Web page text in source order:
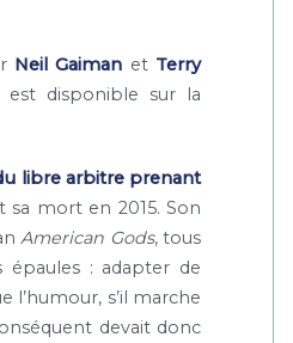
Neil Gaiman et Terry
disponible sur la
libre arbitre prenant
mort en 2015. Son
American Gods, tous
: adapter de
l’humour, s’il marche
devait donc